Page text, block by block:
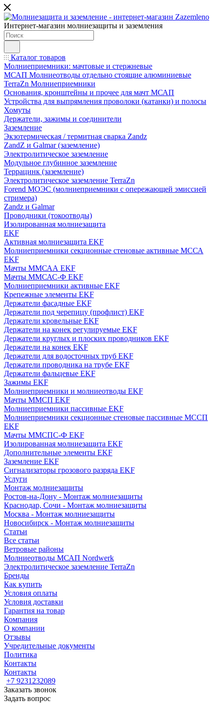
Интернет-магазин молниезащиты и заземления
Каталог товаров
Молниеприемники: мачтовые и стержневые
МСАП Молниеотводы отдельно стоящие алюминиевые
TerraZn Молниеприемники
Основания, кронштейны и прочее для мачт МСАП
Устройства для выпрямления проволоки (катанки) и полосы
Хомуты
Держатели, зажимы и соединители
Заземление
Экзотермическая / термитная сварка Zandz
ZandZ и Galmar (заземление)
Электролитическое заземление
Модульное глубинное заземление
Террацинк (заземление)
Электролитическое заземление TerraZn
Forend МОЭС (молниеприемники с опережающей эмиссией
стримера)
Zandz и Galmar
Проводники (токоотводы)
Изолированная молниезащита
EKF
Активная молниезащита EKF
Молниеприемники секционные стеновые активные МССА
EKF
Мачты ММСАА EKF
Мачты ММСАС-Ф EKF
Молниеприемники активные EKF
Крепежные элементы EKF
Держатели фасадные EKF
Держатели под черепицу (профлист) EKF
Держатели кровельные EKF
Держатели на конек регулируемые EKF
Держатели круглых и плоских проводников EKF
Держатели на конек EKF
Держатели для водосточных труб EKF
Держатели проводника на трубе EKF
Держатели фальцевые EKF
Зажимы EKF
Молниеприемники и молниеотводы EKF
Мачты ММСП EKF
Молниеприемники пассивные EKF
Молниеприемники секционные стеновые пассивные МССП
EKF
Мачты ММСПС-Ф EKF
Изолированная молниезащита EKF
Дополнительные элементы EKF
Заземление EKF
Сигнализаторы грозового разряда EKF
Услуги
Монтаж молниезащиты
Ростов-на-Дону - Монтаж молниезащиты
Краснодар, Сочи - Монтаж молниезащиты
Москва - Монтаж молниезащиты
Новосибирск - Монтаж молниезащиты
Статьи
Все статьи
Ветровые районы
Молниеотводы МСАП Nordwerk
Электролитическое заземление TerraZn
Бренды
Как купить
Условия оплаты
Условия доставки
Гарантия на товар
Компания
О компании
Отзывы
Учредительные документы
Политика
Контакты
Контакты
+7 9231232089
Заказать звонок
Задать вопрос